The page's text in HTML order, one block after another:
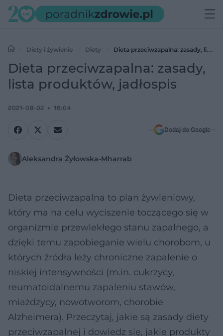
Diety i żywienie Diety
Dieta przeciwzapalna: zasady, lista
produktów, jadłospis
Dieta przeciwzapalna: zasady,
lista produktów, jadłospis
2021-08-02 16:04
Dodaj do Google
Aleksandra Żyłowska-Mharrab
Dieta przeciwzapalna to plan żywieniowy,
który ma na celu wyciszenie toczącego się w
organizmie przewlekłego stanu zapalnego, a
dzięki temu zapobieganie wielu chorobom, u
których źródła leży chroniczne zapalenie o
niskiej intensywności (m.in. cukrzycy,
reumatoidalnemu zapaleniu stawów,
miażdżycy, nowotworom, chorobie
Alzheimera). Przeczytaj, jakie są zasady diety
przeciwzapalnej i dowiedz się, jakie produkty